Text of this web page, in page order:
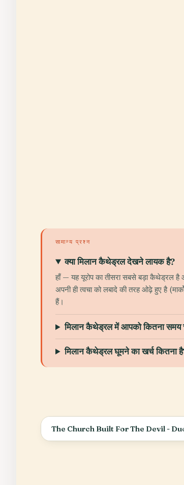
सामान्य प्रश्न
क्या मिलान कैथेड्रल देखने लायक है?
हाँ — यह यूरोप का तीसरा सबसे बड़ा कैथेड्रल
अपनी ही त्वचा को लबादे की तरह ओढ़े हुए है
हैं।
मिलान कैथेड्रल में आपको कितना समय
मिलान कैथेड्रल घूमने का खर्च कितना
The Church Built For The Devil -